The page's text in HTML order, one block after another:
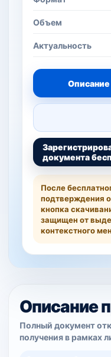
Объем
Актуальность
Описание
документа
После
подтверждения
кнопка
защищен от
контекстного
Описание
Полный документ
получения в рамках